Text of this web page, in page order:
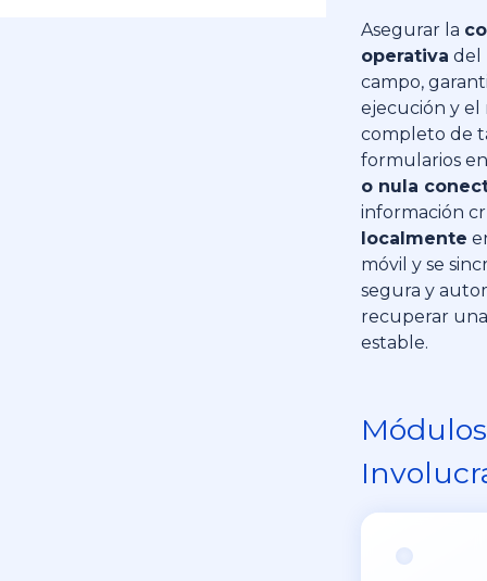
Asegurar la
operativa del
campo,
ejecución y el
completo de
formularios
o nula
información
localmente
móvil y se
segura y
recuperar
estable.
Módulos